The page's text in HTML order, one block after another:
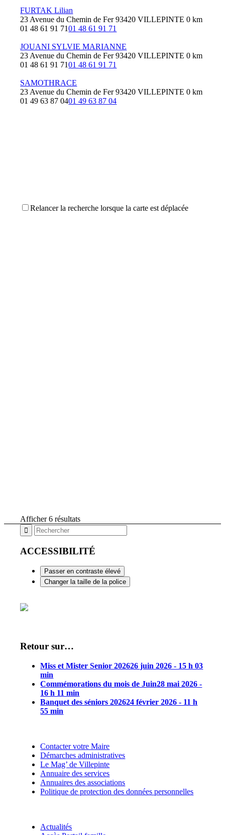
FURTAK Lilian
23 Avenue du Chemin de Fer 93420 VILLEPINTE 0 km
01 48 61 91 7101 48 61 91 71
JOUANI SYLVIE MARIANNE
23 Avenue du Chemin de Fer 93420 VILLEPINTE 0 km
01 48 61 91 7101 48 61 91 71
SAMOTHRACE
23 Avenue du Chemin de Fer 93420 VILLEPINTE 0 km
01 49 63 87 0401 49 63 87 04
Relancer la recherche lorsque la carte est déplacée
Afficher 6 résultats
ACCESSIBILITÉ
Passer en contraste élevé
Changer la taille de la police
Retour sur…
Miss et Mister Senior 202626 juin 2026 - 15 h 03
min
Commémorations du mois de Juin28 mai 2026 -
16 h 11 min
Banquet des séniors 202624 février 2026 - 11 h
55 min
Contacter votre Maire
Démarches administratives
Le Mag’ de Villepinte
Annuaire des services
Annuaires des associations
Politique de protection des données personnelles
Actualités